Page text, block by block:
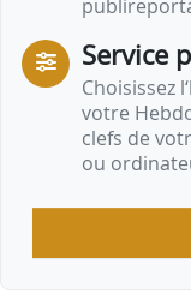
Service
Choisissez
votre
clefs de
ou